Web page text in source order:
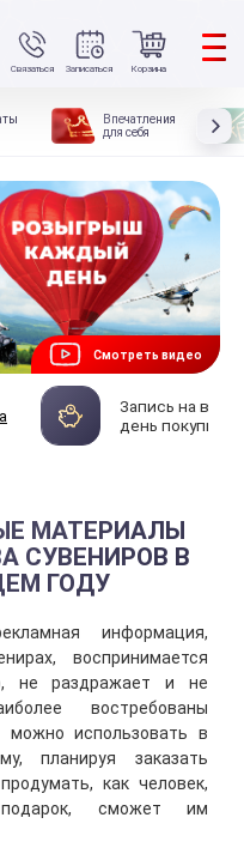
Связаться Записаться Корзина
Впечатления
для себя
Смотреть видео
Запись на
день покупки
МАТЕРИАЛЫ
СУВЕНИРОВ В
ГОДУ
информация,
воспринимается
не раздражает и не
востребованы
можно использовать в
планируя заказать
как человек,
сможет им